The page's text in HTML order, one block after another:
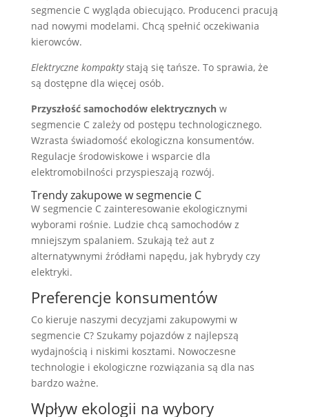
segmencie C wygląda obiecująco. Producenci pracują
nad nowymi modelami. Chcą spełnić oczekiwania
kierowców.
Elektryczne kompaktystają się tańsze. To sprawia, że
są dostępne dla więcej osób.
Przyszłość samochodów elektrycznychw
segmencie C zależy od postępu technologicznego.
Wzrasta świadomość ekologiczna konsumentów.
Regulacje środowiskowe i wsparcie dla
elektromobilności przyspieszają rozwój.
Trendy zakupowe w segmencie C
W segmencie C zainteresowanie ekologicznymi
wyborami rośnie. Ludzie chcą samochodów z
mniejszym spalaniem. Szukają też aut z
alternatywnymi źródłami napędu, jak hybrydy czy
elektryki.
Preferencje konsumentów
Co kieruje naszymi decyzjami zakupowymi w
segmencie C? Szukamy pojazdów z najlepszą
wydajnością i niskimi kosztami. Nowoczesne
technologie i ekologiczne rozwiązania są dla nas
bardzo ważne.
Wpływ ekologii na wybory